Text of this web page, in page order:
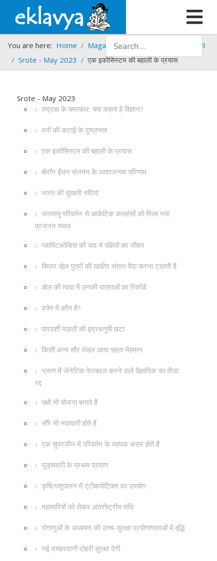
Search
You are here: Home Magazines Srote
Srote - 2023
Srote - May 2023
एक इकोसिस्टम की बहाली के प्रयास
Srote - May 2023
रुद्राक्ष के चमत्कार: क्या कहता है विज्ञान?
वनों की कटाई के दुष्प्रभाव
एक इकोसिस्टम की बहाली के प्रयास
बोरॉन ईंधन संलयन के आशाजनक परिणाम
भारत की सूखती नदियां
जलवायु परिवर्तन से आर्कटिक कलहंसों को मिला नया
प्रजनन स्थल
प्लास्टिकोसिस की जद में पक्षियों का जीवन
किलर व्हेल पुत्रों की खातिर संतान पैदा करना टालती हैं
व्हेल की त्वचा में उनकी यात्राओं का रिकॉर्ड
दर्पण में कौन है?
पारदर्शी मछली की इंद्रधनुषी छटा
किसी अन्य सौर मंडल आया पहला मेहमान
भ्रूण में जेनेटिक फेरबदल करने वाले वैज्ञानिक का वीज़ा
रद्द
पक्षी भी योजना बनाते हैं
भौंरे भी नवाचारी होते हैं
एक सुपरजीन में परिवर्तन के व्यापक असर होते हैं
घुड़सवारी के प्रथम प्रमाण
कृषि/पशुपालन में एंटीबायोटिक्स का उपयोग
महामारियों को लेकर अंतर्राष्ट्रीय संधि
रोगाणुओं के अध्ययन की उच्च-सुरक्षा प्रयोगशालाओं में वृद्धि
नई मच्छरदानी दोहरी सुरक्षा देगी